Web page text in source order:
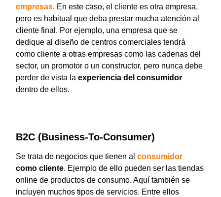
empresas. En este caso, el cliente es otra empresa,
pero es habitual que deba prestar mucha atención al
cliente final. Por ejemplo, una empresa que se
dedique al diseño de centros comerciales tendrá
como cliente a otras empresas como las cadenas del
sector, un promotor o un constructor, pero nunca debe
perder de vista la experiencia del consumidor
dentro de ellos.
B2C (Business-To-Consumer)
Se trata de negocios que tienen al consumidor
como cliente. Ejemplo de ello pueden ser las tiendas
online de productos de consumo. Aquí también se
incluyen muchos tipos de servicios. Entre ellos